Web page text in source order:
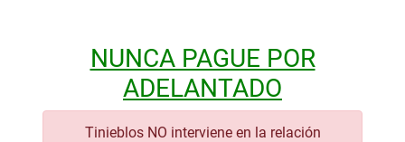
NUNCA PAGUE POR
ADELANTADO
Tinieblos NO interviene en la relación